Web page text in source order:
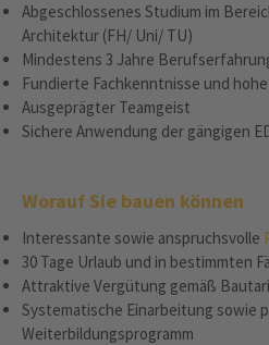
Abgeschlossenes Studium im
Architektur (FH/ Uni/ TU)
Mindestens 3 Jahre
Fundierte Fachkenntnisse und
Ausgeprägter Teamgeist
Sichere Anwendung der gängigen
Worauf Sie bauen können
Interessante sowie anspruchsvolle
30 Tage Urlaub und in bestimmten
Attraktive Vergütung gemäß
Systematische Einarbeitung sowie
Weiterbildungsprogramm